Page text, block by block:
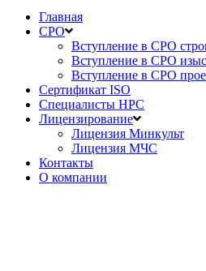
Главная
СРО
Вступление в СРО
Вступление в СРО
Вступление в СРО
Сертификат ISO
Специалисты НРС
Лицензирование
Лицензия Минкульт
Лицензия МЧС
Контакты
О компании